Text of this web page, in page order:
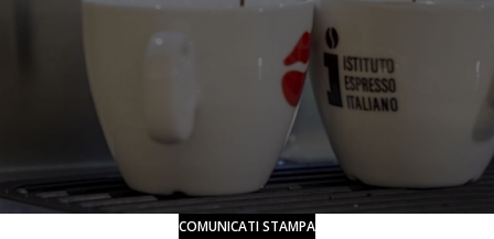
COMUNICATI STAMPA